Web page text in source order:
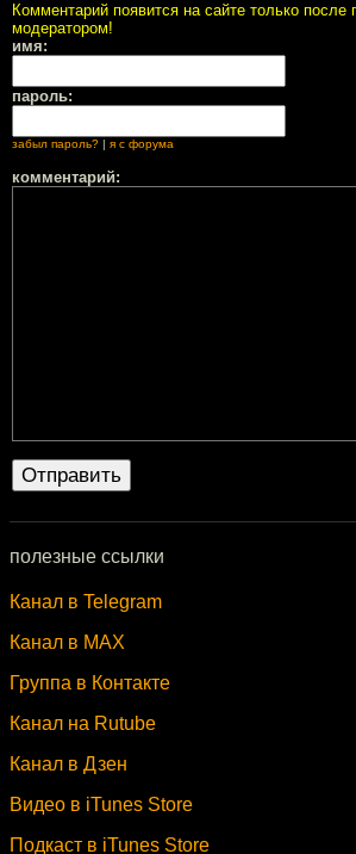
Комментарий появится на сайте только после
модератором!
имя:
пароль:
забыл пароль? я с форума
комментарий:
полезные ссылки
Канал в Telegram
Канал в MAX
Группа в Контакте
Канал на Rutube
Канал в Дзен
Видео в iTunes Store
Подкаст в iTunes Store